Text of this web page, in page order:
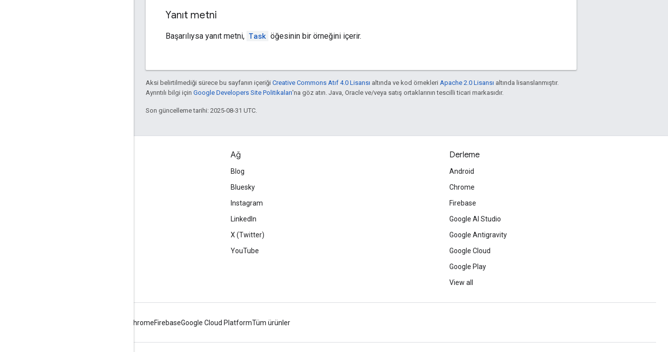
Yanıt metni
Başarılıysa yanıt metni, Task öğesinin bir örneğini içerir.
Aksi belirtilmediği sürece bu sayfanın içeriği Creative Commons Atıf 4.0 Lisansı altında ve kod örnekleri Apache 2.0 Lisansı altında lisanslanmıştır.
Ayrıntılı bilgi için Google Developers Site Politikaları'na göz atın. Java, Oracle ve/veya satış ortaklarının tescilli ticari markasıdır.
Son güncelleme tarihi: 2025-08-31 UTC.
Ağ
Blog
Bluesky
Instagram
LinkedIn
X (Twitter)
YouTube
Derleme
Android
Chrome
Firebase
Google AI Studio
Google Antigravity
Google Cloud
Google Play
View all
ChromeFirebaseGoogle Cloud PlatformTüm ürünler